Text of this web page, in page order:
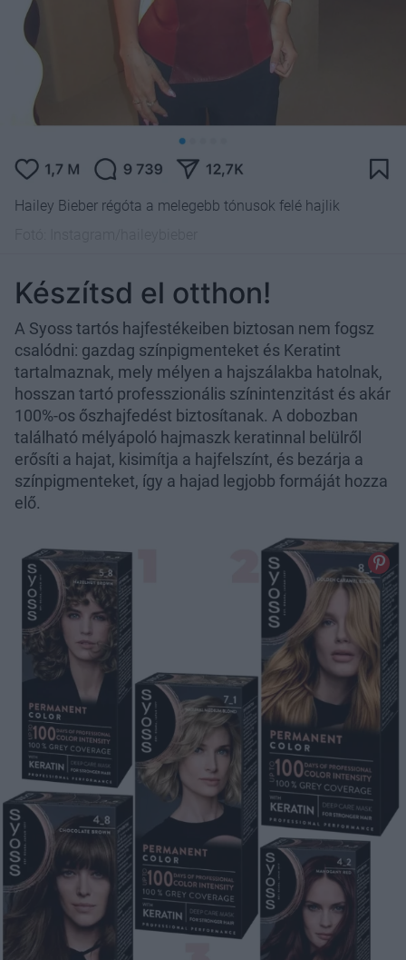
Hailey Bieber régóta a melegebb tónusok felé hajlik
Készítsd el otthon!
A Syoss tartós hajfestékeiben biztosan nem fogsz
csalódni: gazdag színpigmenteket és Keratint
tartalmaznak, mely mélyen a hajszálakba hatolnak,
hosszan tartó professzionális színintenzitást és akár
100%-os őszhajfedést biztosítanak. A dobozban
található mélyápoló hajmaszk keratinnal belülről
erősíti a hajat, kisimítja a hajfelszínt, és bezárja a
színpigmenteket, így a hajad legjobb formáját hozza
elő.